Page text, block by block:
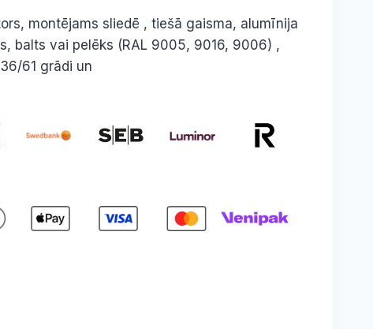
609,84 €
montējams sliedē , tiešā gaisma, alumīnija
balts vai pelēks (RAL 9005, 9016, 9006) ,
61 grādi un